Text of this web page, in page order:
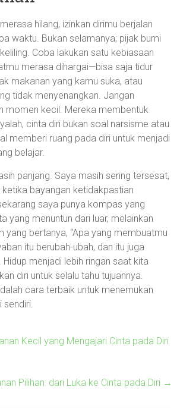
hilang, izinkan dirimu berjalan
waktu. Bukan selamanya; pijak bumi
Coba lakukan satu kebiasaan
merasa dihargai—bisa saja tidur
makanan yang kamu suka, atau
tidak menyenangkan. Jangan
momen kecil. Mereka membentuk
cinta diri bukan soal narsisme atau
memberi ruang pada diri untuk menjadi
belajar.
panjang. Saya masih sering tersesat,
ketika bayangan ketidakpastian
saya punya kompas yang
yang menuntun dari luar, melainkan
yang bertanya, “Apa yang membuatmu
itu berubah-ubah, dan itu juga
menjadi lebih ringan saat kita
diri untuk selalu tahu tujuannya.
cara terbaik untuk menemukan
sendiri.
Kecil yang Mengajari Cinta pada Diri
Pilihan: dari Luka ke Cinta pada Diri →